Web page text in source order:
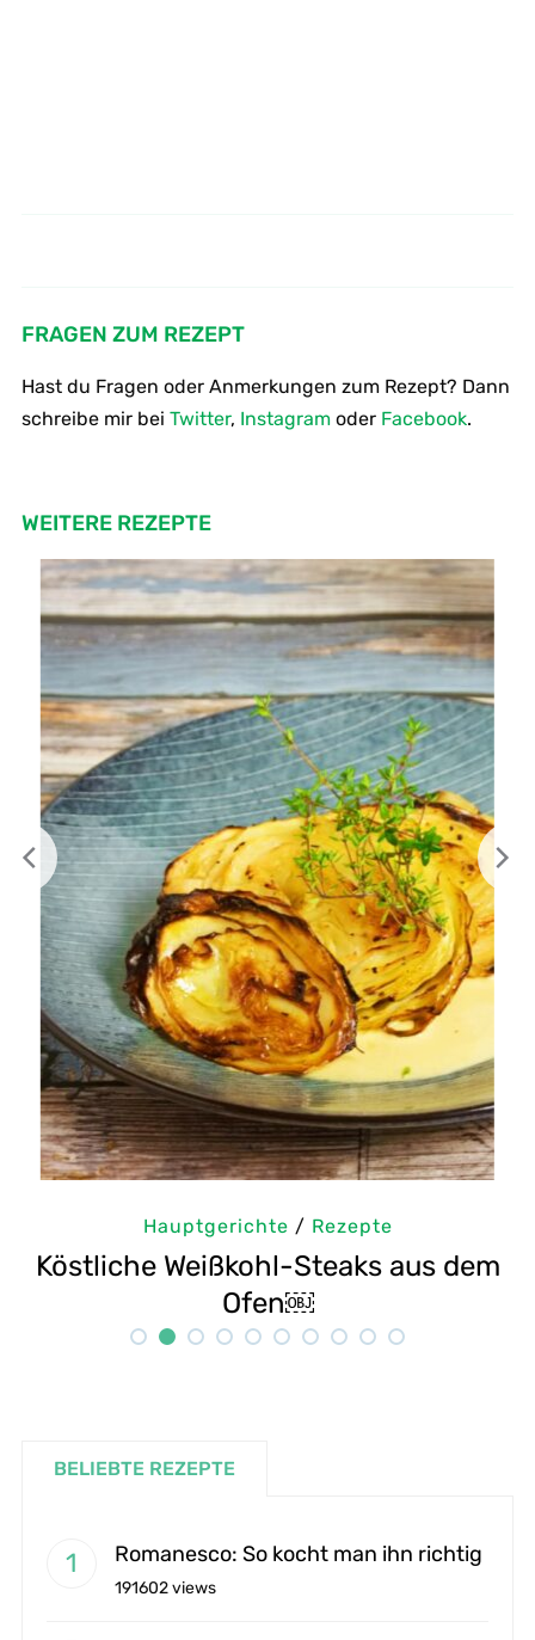
FRAGEN ZUM REZEPT
Hast du Fragen oder Anmerkungen zum Rezept? Dann
schreibe mir bei Twitter, Instagramoder Facebook.
WEITERE REZEPTE
Hauptgerichte / Rezepte
Köstliche Weißkohl-Steaks aus dem
Ofen￼
BELIEBTE REZEPTE
Romanesco: So kocht man ihn richtig
191602 views